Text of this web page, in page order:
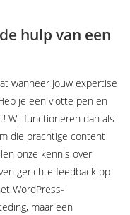
hulp van een
wanneer jouw expertise
je een vlotte pen en
Wij functioneren dan als
die prachtige content
onze kennis over
gerichte feedback op
WordPress-
maar een